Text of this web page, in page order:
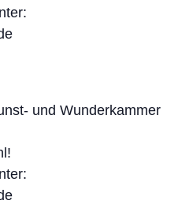
und Wunderkammer